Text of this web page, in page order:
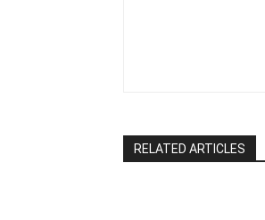
RELATED ARTICLES